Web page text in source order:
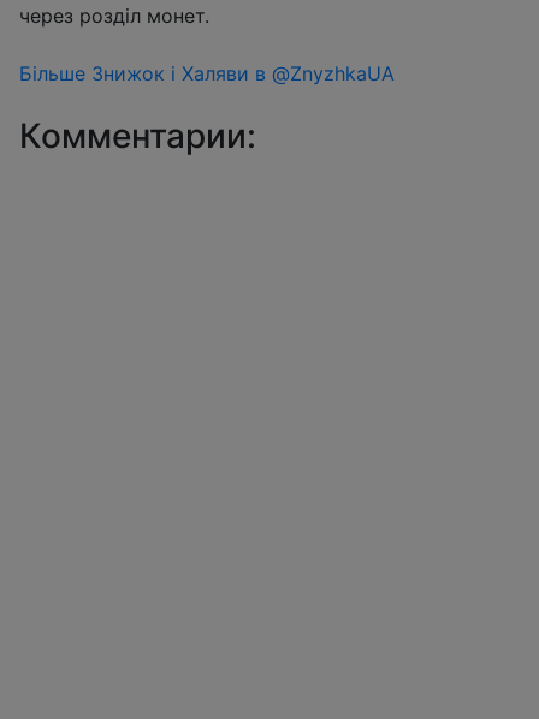
через розділ монет.
Більше Знижок і Халяви в @ZnyzhkaUA
Комментарии: